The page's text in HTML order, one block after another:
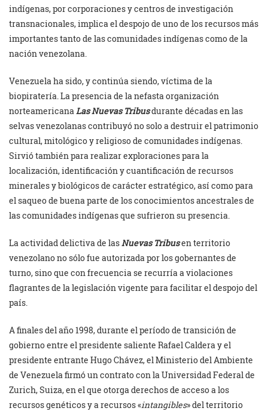
indígenas, por corporaciones y centros de investigación
transnacionales, implica el despojo de uno de los recursos más
importantes tanto de las comunidades indígenas como de la
nación venezolana.
Venezuela ha sido, y continúa siendo, víctima de la
biopiratería. La presencia de la nefasta organización
norteamericanaLasNuevas Tribusdurante décadas en las
selvas venezolanas contribuyó no solo a destruir el patrimonio
cultural, mitológico y religioso de comunidades indígenas.
Sirvió también para realizar exploraciones para la
localización, identificación y cuantificación de recursos
minerales y biológicos de carácter estratégico, asícomo para
el saqueo de buena parte de los conocimientos ancestrales de
las comunidades indígenas que sufrieron su presencia.
La actividad delictiva de lasNuevas Tribusen territorio
venezolano no sólo fue autorizada por los gobernantes de
turno, sino que con frecuencia se recurría a violaciones
flagrantes de la legislación vigente para facilitar el despojo del
país.
A finales del año 1998, durante el período de transición de
gobierno entre el presidente saliente Rafael Caldera y el
presidente entrante Hugo Chávez, el Ministerio del Ambiente
de Venezuela firmó un contrato con la Universidad Federal de
Zurich, Suiza, en el que otorga derechos de acceso a los
recursos genéticos y a recursos «intangibles» del territorio